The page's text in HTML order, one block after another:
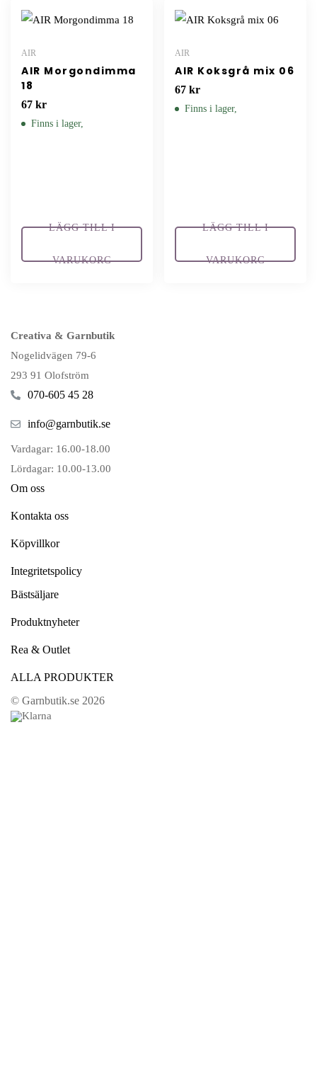
AIR
AIR Morgondimma
18
67 kr
Finns i lager,
LÄGG TILL I
VARUKORG
AIR
AIR Koksgrå mix 06
67 kr
Finns i lager,
LÄGG TILL I
VARUKORG
Creativa & Garnbutik
Nogelidvägen 79-6
293 91 Olofström
070-605 45 28
info@garnbutik.se
Vardagar: 16.00-18.00
Lördagar: 10.00-13.00
Om oss
Kontakta oss
Köpvillkor
Integritetspolicy
Bästsäljare
Produktnyheter
Rea & Outlet
ALLA PRODUKTER
© Garnbutik.se 2026